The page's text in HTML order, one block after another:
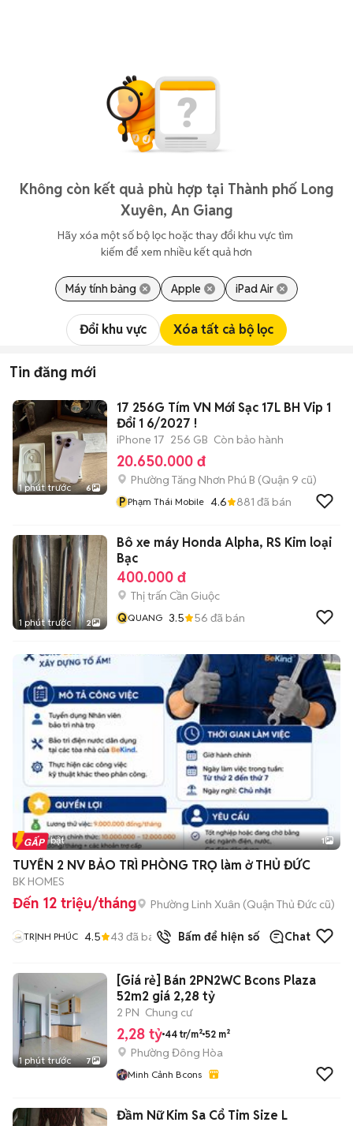
Không còn kết quả phù hợp tại Thành phố Long
Xuyên, An Giang
Hãy xóa một số bộ lọc hoặc thay đổi khu vực tìm
kiếm để xem nhiều kết quả hơn
Máy tính bảng Apple iPad Air
Đổi khu vực Xóa tất cả bộ lọc
Tin đăng mới
1 phút trước 6
17 256G Tím VN Mới Sạc 17L BH Vip 1
Đổi 1 6/2027 !
iPhone 17 256 GB Còn bảo hành
20.650.000 đ
Phường Tăng Nhơn Phú B (Quận 9 cũ)
P Phạm Thái Mobile 4.6 881 đã bán
1 phút trước 2
Bô xe máy Honda Alpha, RS Kim loại
Bạc
400.000 đ
Thị trấn Cần Giuộc
QQUANG 3.5 56 đã bán
Tin nổi bật 1
TUYỂN 2 NV BẢO TRÌ PHÒNG TRỌ làm ở THỦ ĐỨC
BK HOMES
Đến 12 triệu/tháng Phường Linh Xuân (Quận Thủ Đức cũ)
TRỊNH PHÚC 4.5 43 đã bán Bấm để hiện số Chat
1 phút trước 7
[Giá rẻ] Bán 2PN2WC Bcons Plaza
52m2 giá 2,28 tỷ
2 PN Chung cư
2,28 tỷ 44 tr/m² 52 m²
Phường Đông Hòa
Minh Cảnh Bcons
Đầm Nữ Kim Sa Cổ Tim Size L